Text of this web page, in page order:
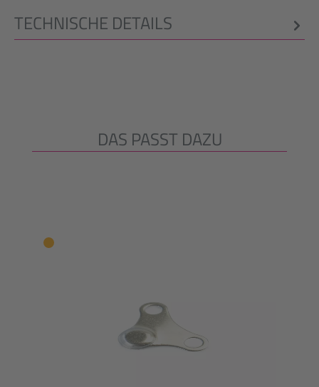
TECHNISCHE DETAILS
Produktgalerie überspringen
DAS PASST DAZU